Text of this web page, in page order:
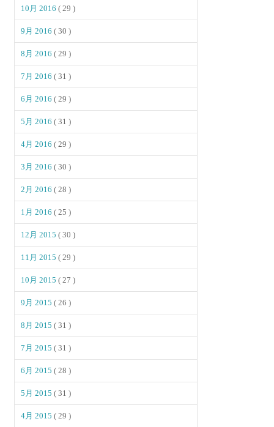
10月 2016( 29 )
9月 2016( 30 )
8月 2016( 29 )
7月 2016( 31 )
6月 2016( 29 )
5月 2016( 31 )
4月 2016( 29 )
3月 2016( 30 )
2月 2016( 28 )
1月 2016( 25 )
12月 2015( 30 )
11月 2015( 29 )
10月 2015( 27 )
9月 2015( 26 )
8月 2015( 31 )
7月 2015( 31 )
6月 2015( 28 )
5月 2015( 31 )
4月 2015( 29 )